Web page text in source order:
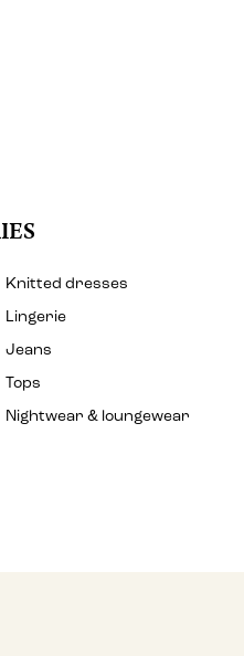
Knitted dresses
Lingerie
Jeans
Tops
Nightwear & loungewear